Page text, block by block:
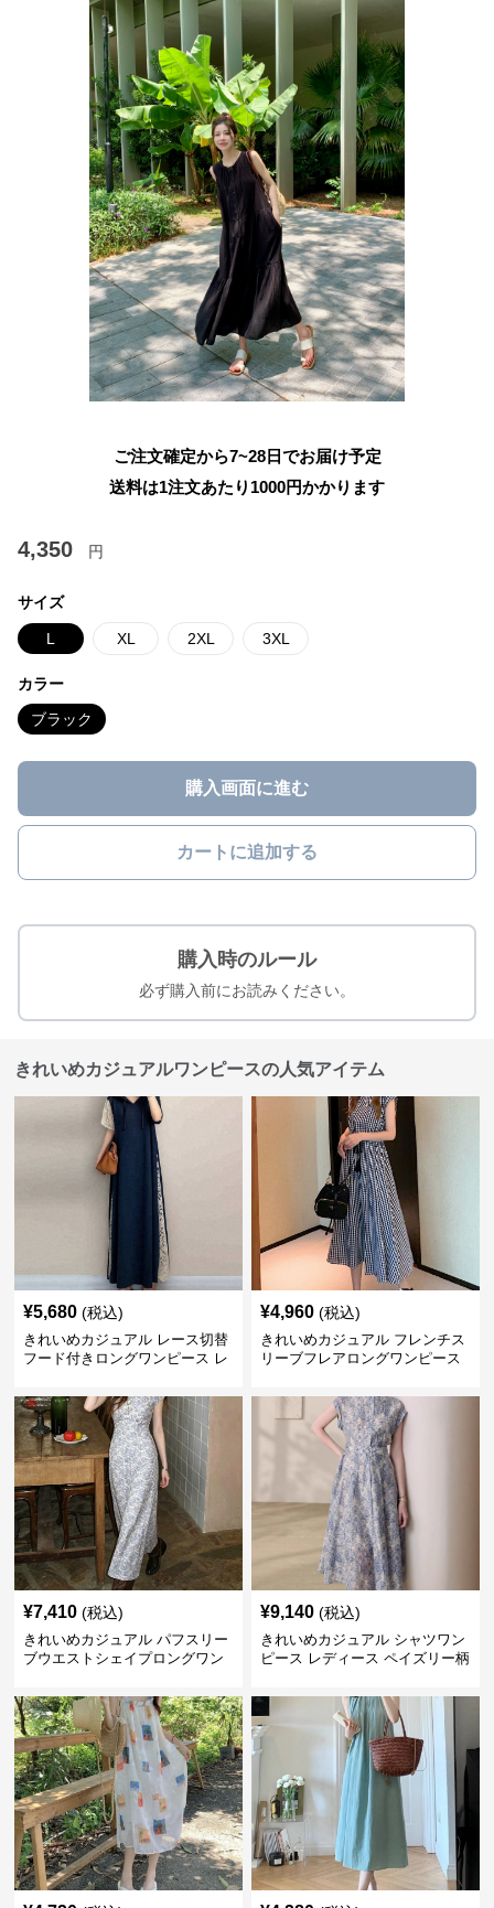
ご注文確定から7~28日でお届け予定
送料は1注文あたり 1000円かかります
4,350 円
サイズ
L XL 2XL 3XL
カラー
ブラック
購入画面に進む
カートに追加する
購入時のルール
必ず購入前にお読みください。
きれいめカジュアルワンピースの人気アイテム
¥5,680 (税込)
きれいめカジュアル レース切替
フード付きロングワンピース レ
大人ナチュラル 夏コーデ
¥4,960 (税込)
きれいめカジュアル フレンチス
リーブフレアロングワンピース
人ナチュラル ゆったり大きいサ
イズ 夏ワンピ
¥7,410 (税込)
きれいめカジュアル パフスリー
ブウエストシェイプロングワン
ブルー花柄 レトロ夏ワンピ
¥9,140 (税込)
きれいめカジュアル シャツワン
ピース レディース ペイズリー柄
レンチ風 大人ナチュラル